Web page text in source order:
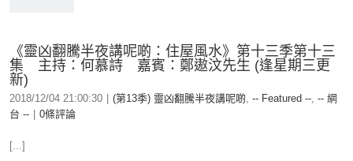
《靈凶翻騰半夜講呢啲：住屋風水》第十三季第十三
集 主持：何慕詩 嘉賓：鄭遨汶先生 (逢星期三更
新)
2018/12/04 21:00:30 (第13季) 靈凶翻騰半夜講呢啲, -- Featured --, -- 網
台 --
0條評論
[...]